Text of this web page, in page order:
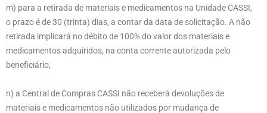
m) para a retirada de materiais e medicamentos na Unidade CASSI,
o prazo é de 30 (trinta) dias, a contar da data de solicitação. A não
retirada implicará no débito de 100% do valor dos materiais e
medicamentos adquiridos, na conta corrente autorizada pelo
beneficiário;
n) a Central de Compras CASSI não receberá devoluções de
materiais e medicamentos não utilizados por mudança de